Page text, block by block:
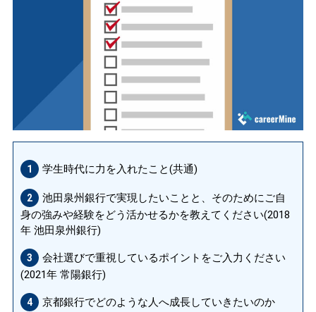
1 学生時代に力を入れたこと(共通)
2
池田泉州銀行で実現したいことと、そのためにご自
身の強みや経験をどう活かせるかを教えてください(2018
年 池田泉州銀行)
3
会社選びで重視しているポイントをご入力ください
(2021年 常陽銀行)
4
京都銀行でどのような人へ成長していきたいのか